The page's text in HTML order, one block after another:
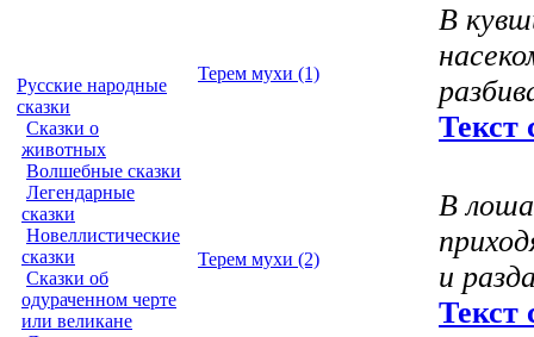
Русские народные
сказки
Сказки о
животных
Волшебные сказки
Легендарные
сказки
Новеллистические
сказки
Сказки об
одураченном черте
или великане
Терем мухи (1)
В
Текст
Терем мухи (2)
В
и
Текст